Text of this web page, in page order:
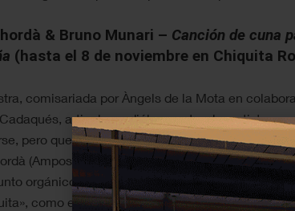
& Bruno Munari – Canción de cuna
(hasta el 8 de noviembre en Chiquita
comisariada por Àngels de la Mota en
articula un diálogo entre dos artistas
pero que aquí construyen un encuentro
(Amposta, 1942) y Bruno Munari (Milán, 1907-
orgánico de pintura, dibujo y escultura, la
como el espacio que la acoge— reflexiona